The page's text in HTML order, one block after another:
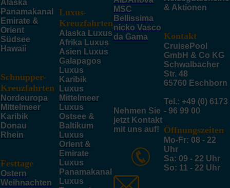
Alaska
Panamakanal
Emirate &
Orient
Südsee
Hawaii
Schnupper-
Kreuzfahrten
Nordeuropa
Mittelmeer
Karibik
Donau
Rhein
Festtage
Ostern
Weihnachten
Luxus-
Kreuzfahrten
Alaska Luxus
Afrika Luxus
Asien Luxus
Galapagos
Luxus
Karibik
Luxus
Mittelmeer
Luxus
Ostsee &
Baltikum
Luxus
Orient &
Emirate
Luxus
Panamakanal
Luxus
MSC
Bellissima
nicko Vasco
da Gama
Nehmen Sie
jetzt Kontakt
mit uns auf!
& Aktionen
Kontakt
CruisePool
GmbH & Co KG
Schwalbacher
Str. 48
65760 Eschborn
Tel.: +49 (0) 6173
- 96 99 00
Öffnungszeiten
Mo-Fr: 08 - 22
Uhr
Sa: 09 - 22 Uhr
So: 11 - 22 Uhr